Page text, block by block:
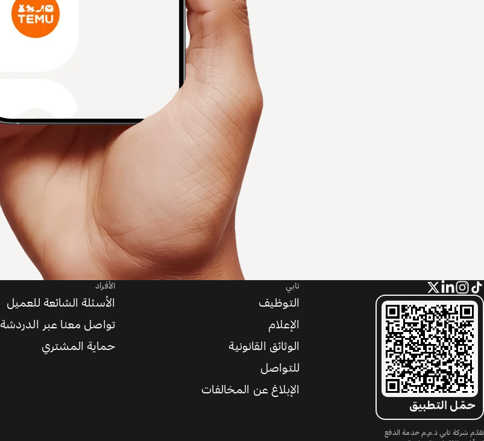
حمّل التطبيق
تقدّم شركة تابي ذ.م.م خدمة الدفع
تابي
التوظيف
الإعلام
الوثائق القانونية
للتواصل
الإبلاغ عن المخالفات
الأفراد
الأسئلة الشائعة للعميل
تواصل معنا عبر الدردشة
حماية المشتري